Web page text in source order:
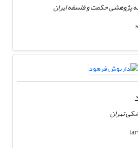
حکمت و فلسفه ایران
تهران